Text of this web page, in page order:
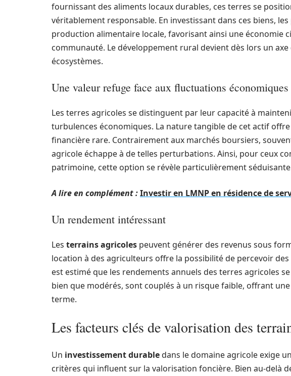
fournissant des aliments locaux durables, ces terres se
véritablement responsable. En investissant dans ces biens,
production alimentaire locale, favorisant ainsi une économie
communauté. Le développement rural devient dès lors un
écosystèmes.
Une valeur refuge face aux fluctuations économiques
Les terres agricoles se distinguent par leur capacité à
turbulences économiques. La nature tangible de cet actif
financière rare. Contrairement aux marchés boursiers,
agricole échappe à de telles perturbations. Ainsi, pour ceux
patrimoine, cette option se révèle particulièrement
A lire en complément :Investir en LMNP en résidence de
Un rendement intéressant
Les terrains agricoles peuvent générer des revenus sous
location à des agriculteurs offre la possibilité de percevoir
est estimé que les rendements annuels des terres agricoles
bien que modérés, sont couplés à un risque faible, offrant
terme.
Les facteurs clés de valorisation des
Un investissement durabledans le domaine agricole exige
critères qui influent sur la valorisation foncière. Bien au-delà